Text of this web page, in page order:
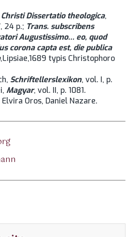
Dissertatio theologica,
24 p.; Trans. subscribens
Augustissimo… eo, quod
corona capta est, die publica
,Lipsiae,1689 typis Christophoro
Schriftellerslexikon, vol. I, p.
Magyar, vol. II, p. 1081.
Oros, Daniel Nazare.